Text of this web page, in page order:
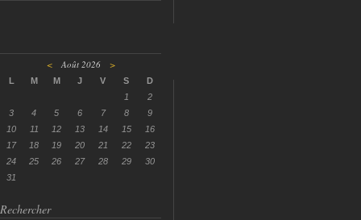
<Août 2026 >
L M M J V S
D
1
2
3
4 5 6 7 8
9
10
11 12 13 14 15
16
17
18 19 20 21 22
23
24
25 26 27 28 29
30
31
Rechercher